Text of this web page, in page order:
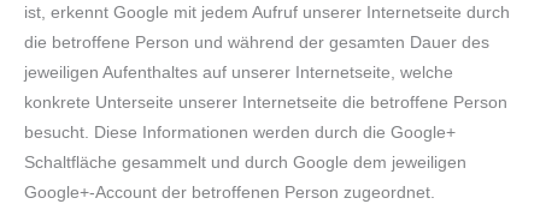
ist, erkennt Google mit jedem Aufruf unserer Internetseite durch
die betroffene Person und während der gesamten Dauer des
jeweiligen Aufenthaltes auf unserer Internetseite, welche
konkrete Unterseite unserer Internetseite die betroffene Person
besucht. Diese Informationen werden durch die Google+
Schaltfläche gesammelt und durch Google dem jeweiligen
Google+-Account der betroffenen Person zugeordnet.